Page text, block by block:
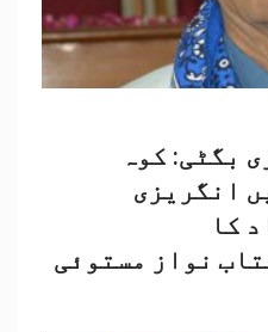
بگٹی: کوہ
انگریزی
کا
نواز مستوئی